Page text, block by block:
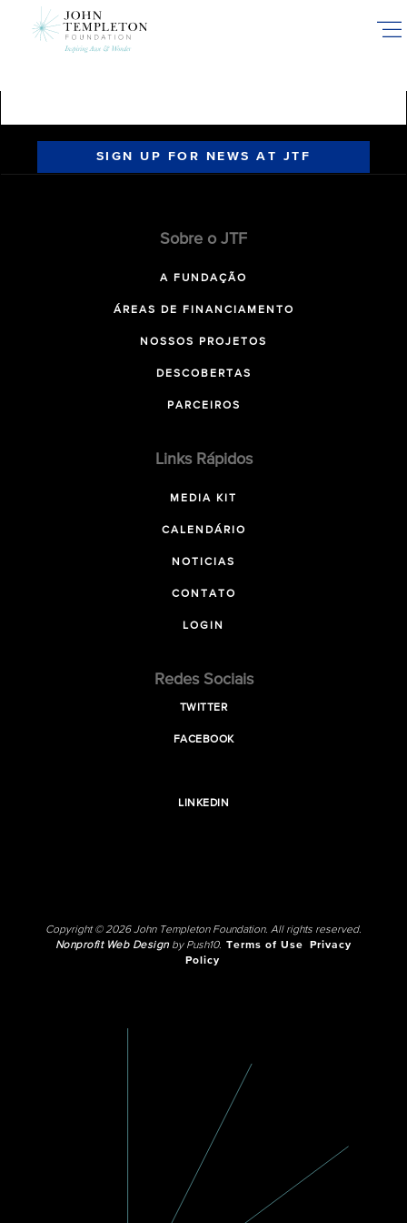
SIGN UP FOR NEWS AT JTF
Sobre o JTF
A FUNDAÇÃO
ÁREAS DE FINANCIAMENTO
NOSSOS PROJETOS
DESCOBERTAS
PARCEIROS
Links Rápidos
MEDIA KIT
CALENDÁRIO
NOTICIAS
CONTATO
LOGIN
Redes Sociais
TWITTER
FACEBOOK
LINKEDIN
Copyright © 2026 John Templeton Foundation. All rights reserved.
Nonprofit Web Designby Push10. Terms of Use
Privacy
Policy